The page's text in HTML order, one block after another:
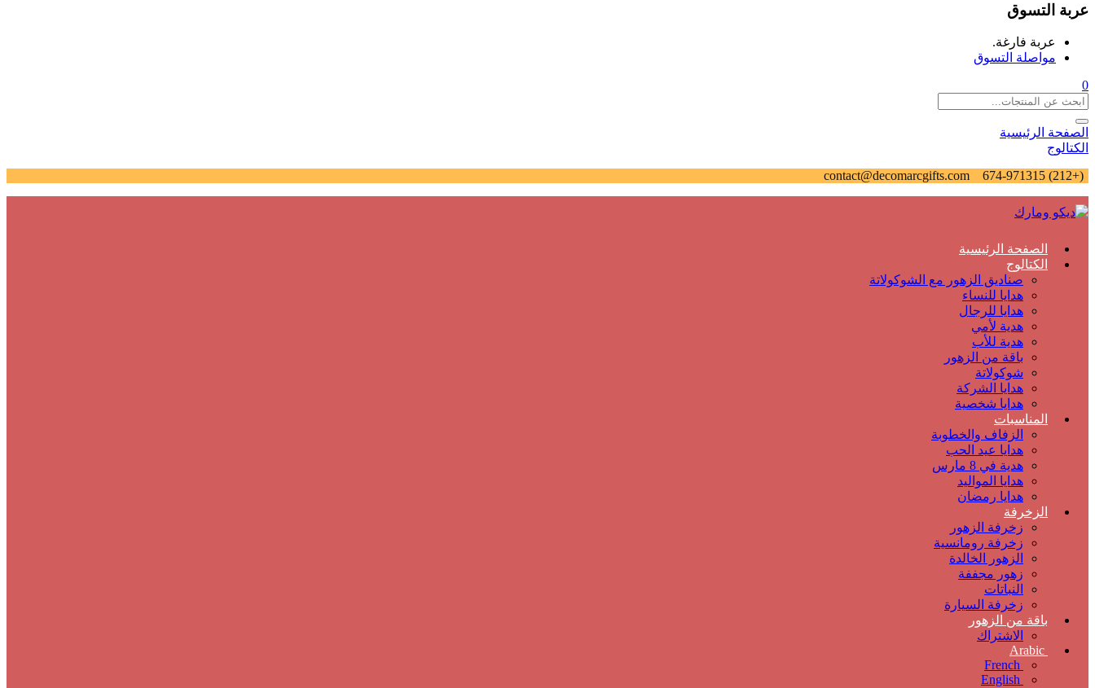
عربة التسوق
عربة فارغة.
مواصلة التسوق
0
الصفحة الرئيسية
الكتالوج
(+212) 674-971315
contact@decomarcgifts.com
الصفحة الرئيسية
الكتالوج
صناديق الزهور مع الشوكولاتة
هدايا للنساء
هدايا للرجال
هدية لأمي
هدية للأب
باقة من الزهور
شوكولاتة
هدايا الشركة
هدايا شخصية
المناسبات
الزفاف والخطوبة
هدايا عيد الحب
هدية في 8 مارس
هدايا المواليد
هدايا رمضان
الزخرفة
زخرفة الزهور
زخرفة رومانسية
الزهور الخالدة
زهور مجففة
النباتات
زخرفة السيارة
باقة من الزهور
الاشتراك
Arabic
French
English